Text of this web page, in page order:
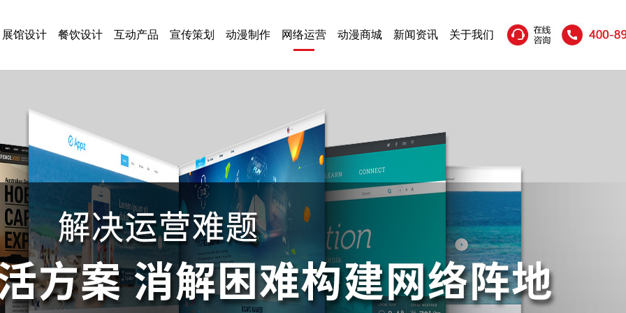
展馆设计 餐饮设计 互动产品 宣传策划 动漫制作 网络运营 动漫商城 新闻资讯 关于我们